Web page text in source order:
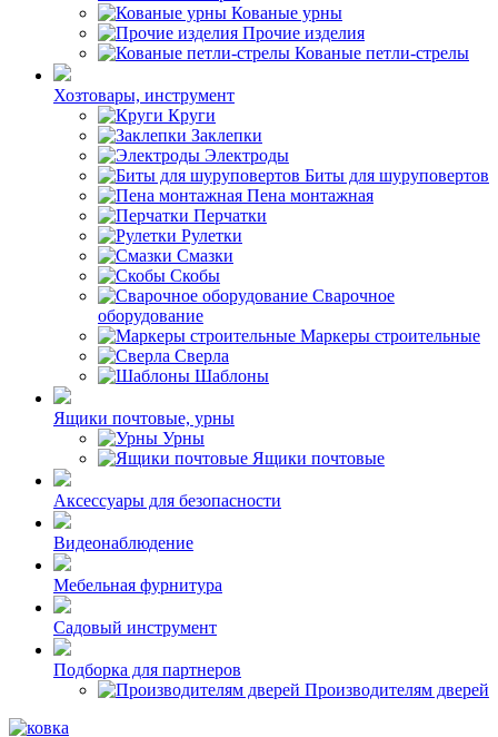
Кованые урны
Прочие изделия
Кованые петли-стрелы
Хозтовары, инструмент
Круги
Заклепки
Электроды
Биты для шуруповертов
Пена монтажная
Перчатки
Рулетки
Смазки
Скобы
Сварочное
оборудование
Маркеры строительные
Сверла
Шаблоны
Ящики почтовые, урны
Урны
Ящики почтовые
Аксессуары для безопасности
Видеонаблюдение
Мебельная фурнитура
Садовый инструмент
Подборка для партнеров
Производителям дверей